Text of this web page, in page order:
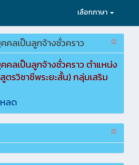
เลือกภาษา
คลเป็นลูกจ้างชั่วคราว
คลเป็นลูกจ้างชั่วคราว ตำแหน่ง
รวิชาชีพระยะสั้น) กลุ่มเสริม
ลด